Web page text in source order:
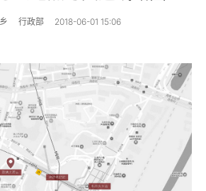
动态
签约
招聘
客户
案例
行政部 2018-06-01 15:06